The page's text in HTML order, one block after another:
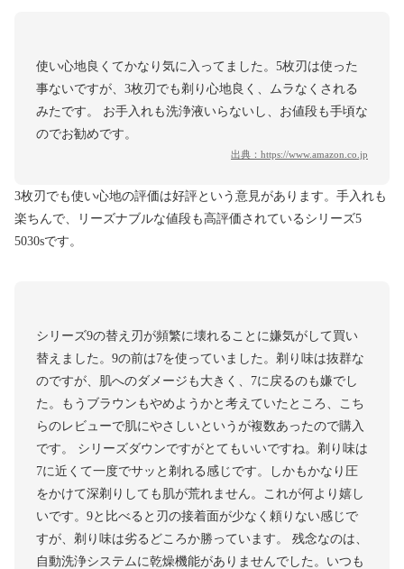
使い心地良くてかなり気に入ってました。5枚刃は使った
事ないですが、3枚刃でも剃り心地良く、ムラなくされる
みたです。 お手入れも洗浄液いらないし、お値段も手頃な
のでお勧めです。
出典： https://www.amazon.co.jp
3枚刃でも使い心地の評価は好評という意見があります。手入れも
楽ちんで、リーズナブルな値段も高評価されているシリーズ5
5030sです。
シリーズ9の替え刃が頻繁に壊れることに嫌気がして買い
替えました。9の前は7を使っていました。剃り味は抜群な
のですが、肌へのダメージも大きく、7に戻るのも嫌でし
た。もうブラウンもやめようかと考えていたところ、こち
らのレビューで肌にやさしいというが複数あったので購入
です。 シリーズダウンですがとてもいいですね。剃り味は
7に近くて一度でサッと剃れる感じです。しかもかなり圧
をかけて深剃りしても肌が荒れません。これが何より嬉し
いです。9と比べると刃の接着面が少なく頼りない感じで
すが、剃り味は劣るどころか勝っています。 残念なのは、
自動洗浄システムに乾燥機能がありませんでした。いつも